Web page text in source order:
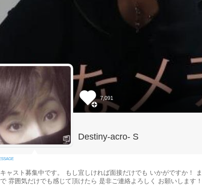
7,091
Destiny-acro- S
キャスト募集中です。 もし宜しければ面接だけでも いかがですか！
で 雰囲気だけでも感じて頂けたら 是非ご連絡よろしく お願いします！